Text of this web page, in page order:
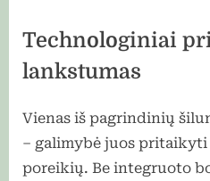
Technologiniai
lankstumas
Vienas iš pagrindinių
– galimybė juos
poreikių. Be integruoto